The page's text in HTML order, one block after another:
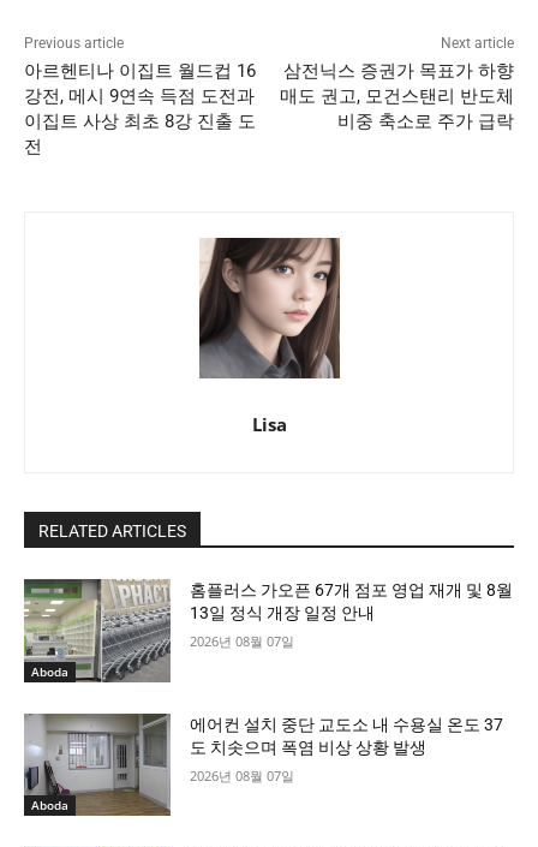
Previous article
아르헨티나 이집트 월드컵 16
강전, 메시 9연속 득점 도전과
이집트 사상 최초 8강 진출 도
전
Next article
삼전닉스 증권가 목표가 하향
매도 권고, 모건스탠리 반도체
비중 축소로 주가 급락
Lisa
RELATED ARTICLES
Aboda
홈플러스 가오픈 67개 점포 영업 재개 및 8월
13일 정식 개장 일정 안내
2026년 08월 07일
Aboda
에어컨 설치 중단 교도소 내 수용실 온도 37
도 치솟으며 폭염 비상 상황 발생
2026년 08월 07일